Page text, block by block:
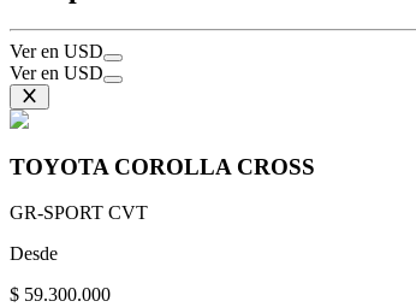
Ver en USD
Ver en USD
TOYOTA COROLLA CROSS
GR-SPORT CVT
Desde
$ 59.300.000